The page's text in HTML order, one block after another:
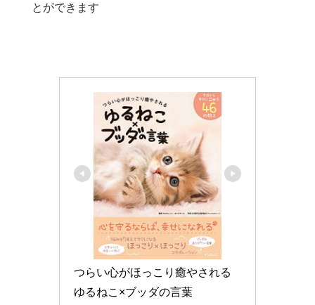
とができます
つらい心がほっこり癒やされる
ゆるねこ×ブッダの言葉